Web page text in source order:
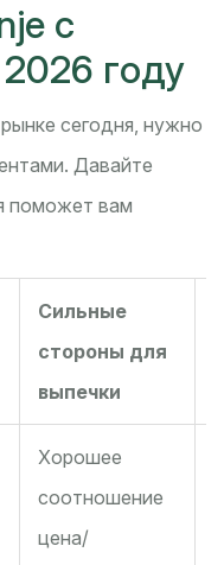
с
году
сегодня, нужно
Давайте
поможет вам
Сильные
стороны для
выпечки
Хорошее
соотношение
цена/